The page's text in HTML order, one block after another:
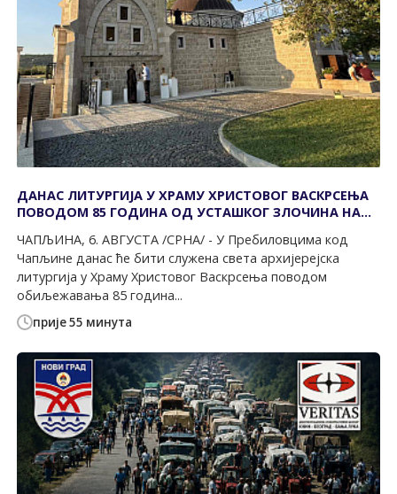
прије 55 минута
ДАНАС ЛИТУРГИЈА У ХРАМУ ХРИСТОВОГ ВАСКРСЕЊА
ПОВОДОМ 85 ГОДИНА ОД УСТАШКОГ ЗЛОЧИНА НАД
ЧАПЉИНА, 6. АВГУСТА /СРНА/ - У Пребиловцима код
Чапљине данас ће бити служена света архијерејска
литургија у Храму Христовог Васкрсења поводом
обиљежавања 85 година...